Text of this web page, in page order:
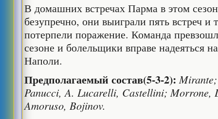
В домашних встречах Парма в этом
безупречно, они выиграли пять встреч и
потерпели поражение. Команда
сезоне и болельщики вправе надеяться
Наполи.
Предполагаемый состав(5-3-2):
Panucci, A. Lucarelli, Castellini; Morrone,
Amoruso, Bojinov.